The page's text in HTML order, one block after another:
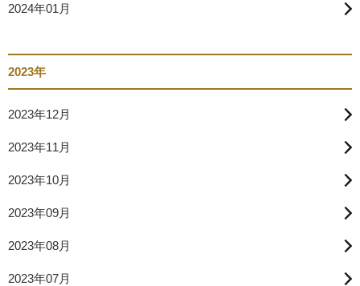
2024年01月
2023年
2023年12月
2023年11月
2023年10月
2023年09月
2023年08月
2023年07月